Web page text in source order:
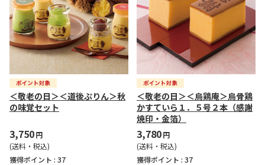
＜敬老の日＞＜道後ぷりん＞秋
の味覚セット
3,750円
(送料・税込)
獲得ポイント : 37
＜敬老の日＞＜烏鶏庵＞烏骨鶏
かすていら１．５号２本（感謝
焼印・金箔）
3,780円
(送料・税込)
獲得ポイント : 37